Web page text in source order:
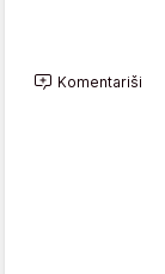
Komentariši